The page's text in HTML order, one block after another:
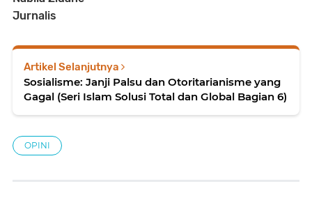
Jurnalis
Artikel Selanjutnya
Sosialisme: Janji Palsu dan Otoritarianisme yang
Gagal (Seri Islam Solusi Total dan Global Bagian 6)
OPINI